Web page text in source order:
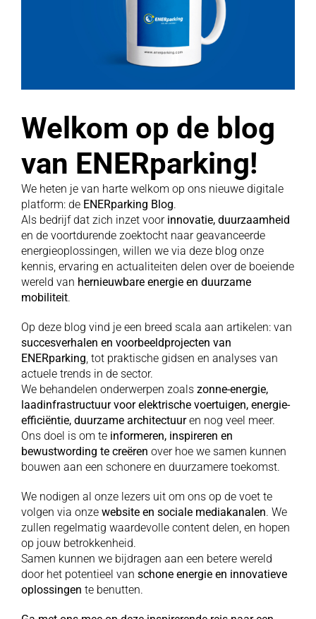
Welkom op de blog
van ENERparking!
We heten je van harte welkom op ons nieuwe digitale
platform: de ENERparking Blog.
Als bedrijf dat zich inzet voor innovatie, duurzaamheid
en de voortdurende zoektocht naar geavanceerde
energieoplossingen, willen we via deze blog onze
kennis, ervaring en actualiteiten delen over de boeiende
wereld van hernieuwbare energie en duurzame
mobiliteit.
Op deze blog vind je een breed scala aan artikelen: van
succesverhalen en voorbeeldprojecten van
ENERparking , tot praktische gidsen en analyses van
actuele trends in de sector.
We behandelen onderwerpen zoals zonne-energie,
laadinfrastructuur voor elektrische voertuigen, energie-
efficiëntie, duurzame architectuuren nog veel meer.
Ons doel is om te informeren, inspireren en
bewustwording te creëren over hoe we samen kunnen
bouwen aan een schonere en duurzamere toekomst.
We nodigen al onze lezers uit om ons op de voet te
volgen via onze website en sociale mediakanalen. We
zullen regelmatig waardevolle content delen, en hopen
op jouw betrokkenheid.
Samen kunnen we bijdragen aan een betere wereld
door het potentieel van schone energie en innovatieve
oplossingen te benutten.